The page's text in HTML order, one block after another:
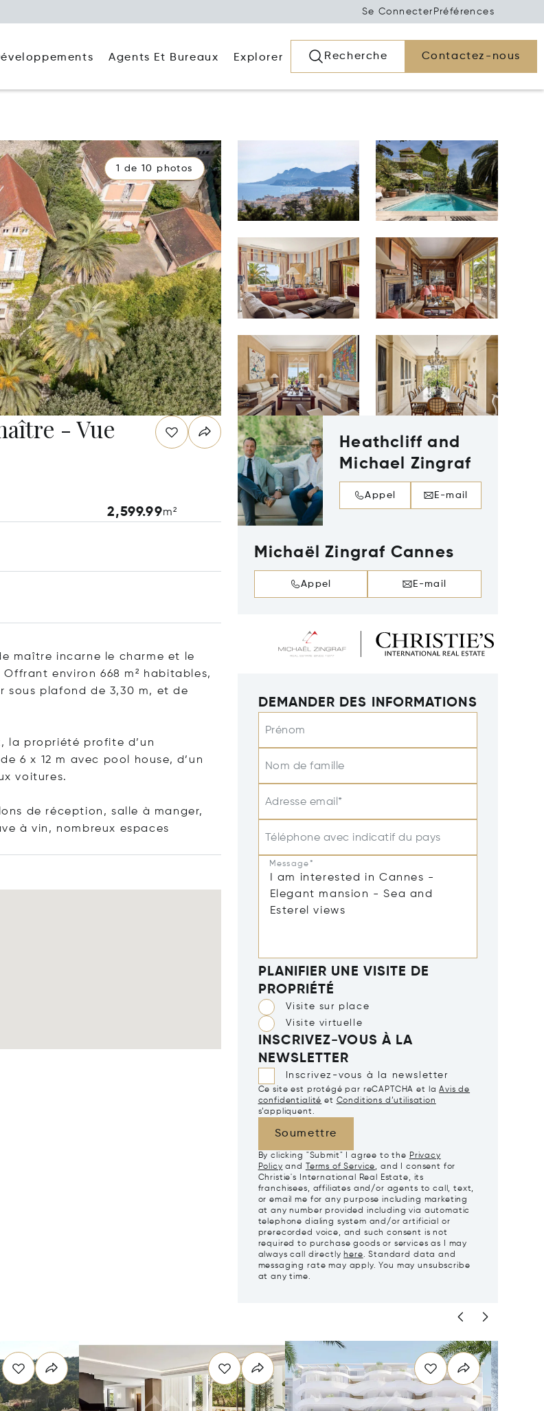
Se Connecter Préférences
Agents Et Bureaux Explorer Recherche Contactez-nous
1 de 10 photos
- Vue
2,599.99m²
maître incarne le charme et le
environ 668 m² habitables,
sous plafond de 3,30 m, et de
la propriété profite d’un
6 x 12 m avec pool house, d’un
voitures.
de réception, salle à manger,
à vin, nombreux espaces
Heathcliff and
Michael Zingraf
Appel E-mail
Michaël Zingraf Cannes
Appel E-mail
DEMANDER DES INFORMATIONS
Prénom
Nom de famille
Adresse email*
Téléphone avec indicatif du pays
Message*
PLANIFIER UNE VISITE DE
PROPRIÉTÉ
Visite sur place
Visite virtuelle
INSCRIVEZ-VOUS À LA
NEWSLETTER
Inscrivez-vous à la newsletter
Ce site est protégé par reCAPTCHA et la Avis de
confidentialité et Conditions d’utilisation
s’appliquent.
Soumettre
By clicking "Submit" I agree to the Privacy
Policy and Terms of Service, and I consent for
Christie's International Real Estate, its
franchisees, affiliates and/or agents to call, text,
or email me for any purpose including marketing
at any number provided including via automatic
telephone dialing system and/or artificial or
prerecorded voice, and such consent is not
required to purchase goods or services as I may
always call directly here. Standard data and
messaging rate may apply. You may unsubscribe
at any time.